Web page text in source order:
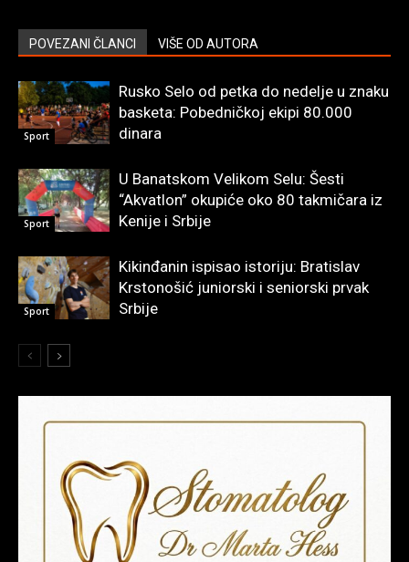
POVEZANI ČLANCI VIŠE OD AUTORA
Sport
Rusko Selo od petka do nedelje u znaku
basketa: Pobedničkoj ekipi 80.000
dinara
Sport
U Banatskom Velikom Selu: Šesti
“Akvatlon” okupiće oko 80 takmičara iz
Kenije i Srbije
Sport
Kikinđanin ispisao istoriju: Bratislav
Krstonošić juniorski i seniorski prvak
Srbije